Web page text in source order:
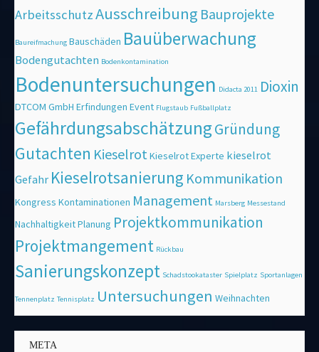
ArbeitsschutzAusschreibung Bauprojekte
Baureifmachung Bauschäden Bauüberwachung
Bodengutachten Bodenkontamination
Bodenuntersuchungen Didacta 2011 Dioxin
DTCOM GmbH Erfindungen Event Flugstaub Fußballplatz
GefährdungsabschätzungGründung
Gutachten Kieselrot Kieselrot Experte kieselrot
Gefahr Kieselrotsanierung Kommunikation
Kongress Kontaminationen Management Marsberg Messestand
NachhaltigkeitPlanung Projektkommunikation
Projektmangement Rückbau
Sanierungskonzept Schadstookataster Spielplatz Sportanlagen
Tennenplatz Tennisplatz Untersuchungen Weihnachten
META